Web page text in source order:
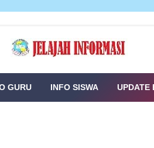
GURU INFO SISWA UPDATE